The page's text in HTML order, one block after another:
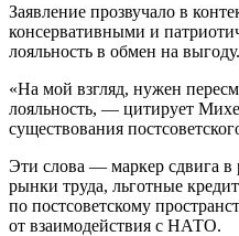
Заявление прозвучало в
консервативными и
лояльность в обмен на выгоду.
«На мой взгляд, нужен
лояльность, — цитирует
существования
Эти слова — маркер сдвига в
рынки труда, льготные
по постсоветскому
от взаимодействия с НАТО.